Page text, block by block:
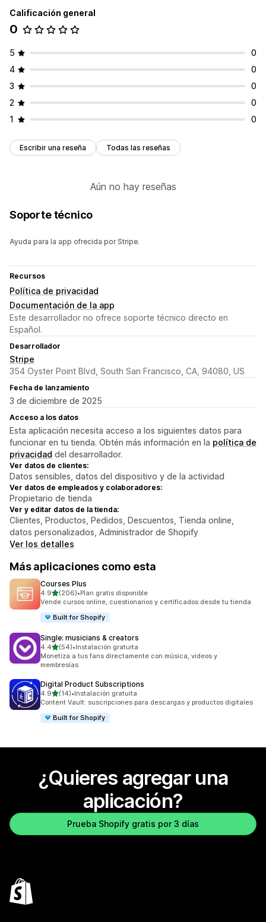
Calificación general
0
5
0
4
0
3
0
2
0
1
0
Escribir una reseña Todas las reseñas
Aún no hay reseñas
Soporte técnico
Ayuda para la app ofrecida por Stripe.
Recursos
Política de privacidad
Documentación de la app
Este desarrollador no ofrece soporte técnico directo en
Español.
Desarrollador
Stripe
354 Oyster Point Blvd, South San Francisco, CA, 94080, US
Fecha de lanzamiento
3 de diciembre de 2025
Acceso a los datos
Esta aplicación necesita acceso a los siguientes datos para
funcionar en tu tienda. Obtén más información en la política de
privacidad del desarrollador.
Ver datos de clientes:
Datos sensibles, datos del dispositivo y de la actividad
Ver datos de empleados y colaboradores:
Propietario de tienda
Ver y editar datos de la tienda:
Clientes, Productos, Pedidos, Descuentos, Tienda online,
datos personalizados, Administrador de Shopify
Ver los detalles
Más aplicaciones como esta
Courses Plus
4.9de 5 estrellas
(206)
206 reseñas en total
•Plan gratis disponible
Vende cursos online, cuestionarios y certificados desde tu tienda
Built for Shopify
Single: musicians & creators
4.4de 5 estrellas
(54)
54 reseñas en total
•Instalación gratuita
Monetiza a tus fans directamente con música, videos y
membresías
Digital Product Subscriptions
4.9de 5 estrellas
(14)
14 reseñas en total
•Instalación gratuita
Content Vault: suscripciones para descargas y productos digitales
Built for Shopify
¿Quieres agregar una
aplicación?
Prueba Shopify gratis por 3 días